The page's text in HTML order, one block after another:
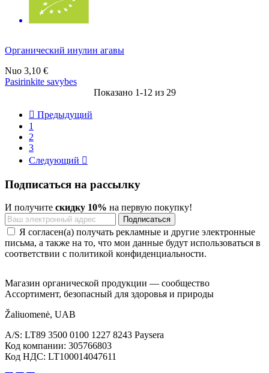
Органический инулин агавы
Nuo 3,10 €
Pasirinkite savybes
Показано 1-12 из 29
 Предыдущий
1
2
3
Следующий 
Подписаться на рассылку
И получите скидку 10% на первую покупку!
Я согласен(а) получать рекламные и другие электронные
письма, а также на то, что мои данные будут использоваться в
соответствии с политикой конфиденциальности.
Магазин органической продукции — сообщество
Ассортимент, безопасный для здоровья и природы
Žaliuomenė, UAB
A/S: LT89 3500 0100 1227 8243 Paysera
Код компании: 305766803
Код НДС: LT100014047611